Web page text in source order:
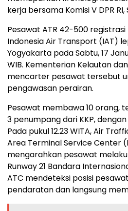
kerja bersama Komisi V DPR
Pesawat ATR 42-500 registrasi
Indonesia Air Transport (IAT)
Yogyakarta pada Sabtu, 17
WIB. Kementerian Kelautan
mencarter pesawat tersebut
pengawasan perairan.
Pesawat membawa 10 orang,
3 penumpang dari KKP,
Pada pukul 12.23 WITA, Air
Area Terminal Service Center
mengarahkan pesawat
Runway 21 Bandara
ATC mendeteksi posisi
pendaratan dan langsung